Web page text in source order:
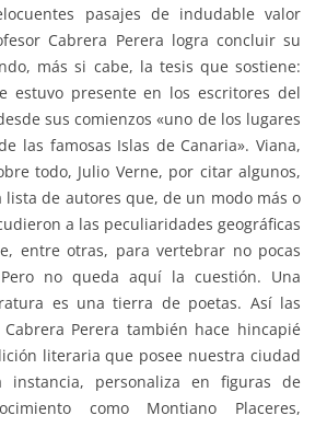
pasajes de indudable valor
Cabrera Perera logra concluir su
más si cabe, la tesis que sostiene:
estuvo presente en los escritores del
sus comienzos «uno de los lugares
las famosas Islas de Canaria». Viana,
todo, Julio Verne, por citar algunos,
de autores que, de un modo más o
a las peculiaridades geográficas
entre otras, para vertebrar no pocas
no queda aquí la cuestión. Una
es una tierra de poetas. Así las
Perera también hace hincapié
literaria que posee nuestra ciudad
personaliza en figuras de
como Montiano Placeres,